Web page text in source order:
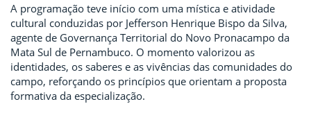
A programação teve início com uma mística e atividade
cultural conduzidas por Jefferson Henrique Bispo da Silva,
agente de Governança Territorial do Novo Pronacampo da
Mata Sul de Pernambuco. O momento valorizou as
identidades, os saberes e as vivências das comunidades do
campo, reforçando os princípios que orientam a proposta
formativa da especialização.